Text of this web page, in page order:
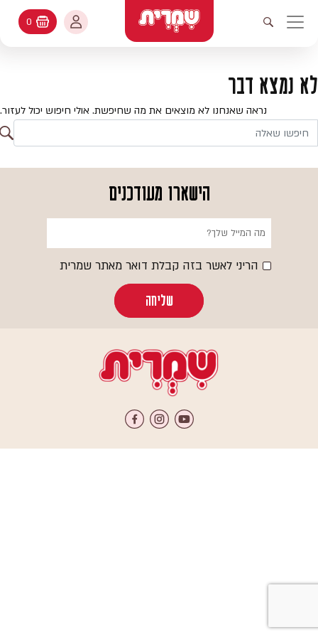
ניווט ראשי
פתיחת חיפוש
עולמות האפיה
מתכונים
קטלוג המוצרים
שאלות ותשובות
החשבון שלי
החשבון שלי
היסטורית הזמנות
עדכן סיסמה
עגלת קניות
0
לא נמצא דבר
נראה שאנחנו לא מוצאים את מה שחיפשת. אולי חיפוש יכול לעזור.
הישארו מעודכנים
הריני לאשר בזה קבלת דואר מאתר שמרית
שליחה